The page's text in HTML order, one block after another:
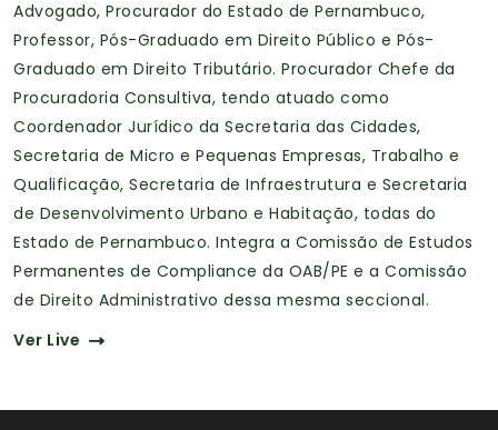
Advogado, Procurador do Estado de Pernambuco,
Professor, Pós-Graduado em Direito Público e Pós-
Graduado em Direito Tributário. Procurador Chefe da
Procuradoria Consultiva, tendo atuado como
Coordenador Jurídico da Secretaria das Cidades,
Secretaria de Micro e Pequenas Empresas, Trabalho e
Qualificação, Secretaria de Infraestrutura e Secretaria
de Desenvolvimento Urbano e Habitação, todas do
Estado de Pernambuco. Integra a Comissão de Estudos
Permanentes de Compliance da OAB/PE e a Comissão
de Direito Administrativo dessa mesma seccional.
Ver Live